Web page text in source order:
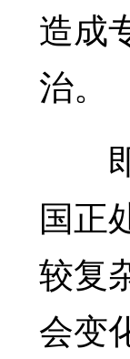
造成
治。
即
国正
较复
会变